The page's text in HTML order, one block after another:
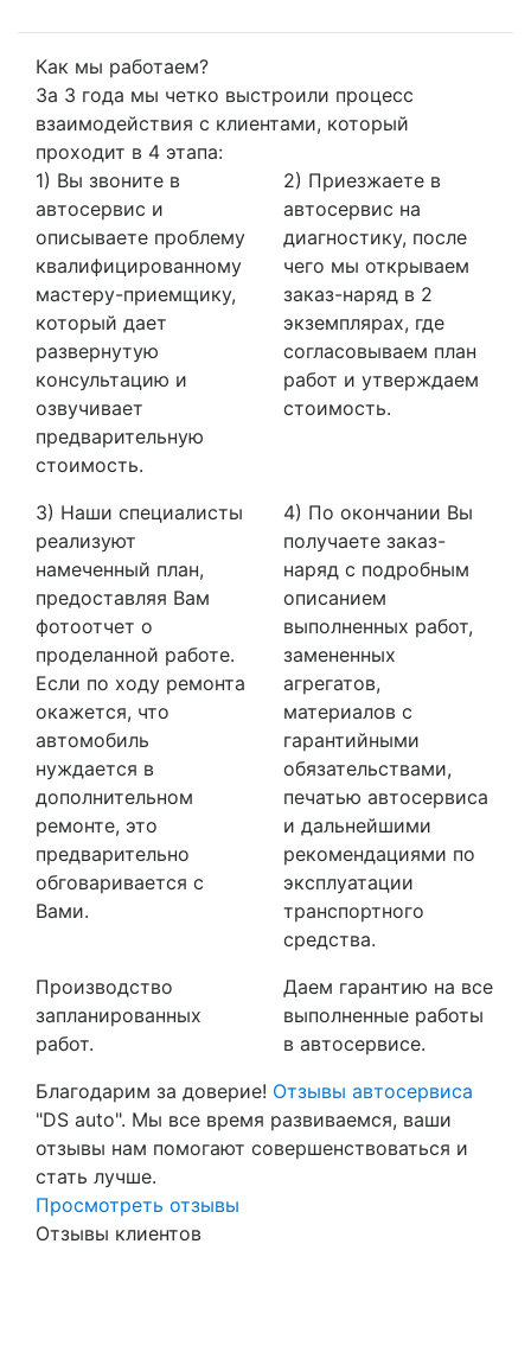
Как мы работаем?
За 3 года мы четко выстроили процесс
взаимодействия с клиентами, который
проходит в 4 этапа:
1) Вы звоните в
автосервис и
описываете проблему
квалифицированному
мастеру-приемщику,
который дает
развернутую
консультацию и
озвучивает
предварительную
стоимость.
2) Приезжаете в
автосервис на
диагностику, после
чего мы открываем
заказ-наряд в 2
экземплярах, где
согласовываем план
работ и утверждаем
стоимость.
3) Наши специалисты
реализуют
намеченный план,
предоставляя Вам
фотоотчет о
проделанной работе.
Если по ходу ремонта
окажется, что
автомобиль
нуждается в
дополнительном
ремонте, это
предварительно
обговаривается с
Вами.
4) По окончании Вы
получаете заказ-
наряд с подробным
описанием
выполненных работ,
замененных
агрегатов,
материалов с
гарантийными
обязательствами,
печатью автосервиса
и дальнейшими
рекомендациями по
эксплуатации
транспортного
средства.
Производство
запланированных
работ.
Даем гарантию на все
выполненные работы
в автосервисе.
Благодарим за доверие! Отзывы автосервиса
"DS auto". Мы все время развиваемся, ваши
отзывы нам помогают совершенствоваться и
стать лучше.
Просмотреть отзывы
Отзывы клиентов